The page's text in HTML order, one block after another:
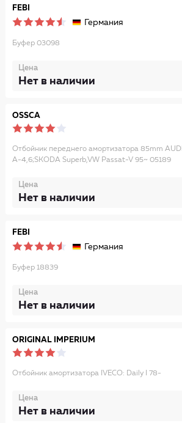
FEBI
Германия
Буфер 03098
Цена
Нет в наличии
OSSCA
Отбойник переднего амортизатора 85mm AUDI
A-4,6;SKODA Superb,VW Passat-V 95~ 05189
Цена
Нет в наличии
FEBI
Германия
Буфер 18839
Цена
Нет в наличии
ORIGINAL IMPERIUM
Отбойник амортизатора IVECO: Daily I 78-
Цена
Нет в наличии